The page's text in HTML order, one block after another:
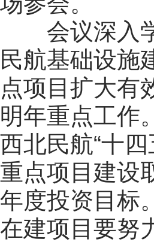
会议深入学
民航基础设施
点项目扩大有
明年重点工作
西北民航“十
重点项目建设
年度投资目标
在建项目要努